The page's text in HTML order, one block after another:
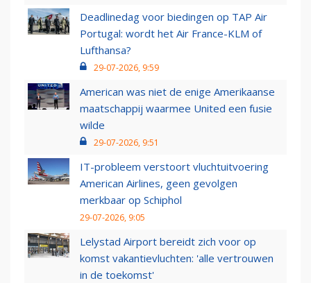
Deadlinedag voor biedingen op TAP Air
Portugal: wordt het Air France-KLM of
Lufthansa?
29-07-2026, 9:59
American was niet de enige Amerikaanse
maatschappij waarmee United een fusie
wilde
29-07-2026, 9:51
IT-probleem verstoort vluchtuitvoering
American Airlines, geen gevolgen
merkbaar op Schiphol
29-07-2026, 9:05
Lelystad Airport bereidt zich voor op
komst vakantievluchten: 'alle vertrouwen
in de toekomst'